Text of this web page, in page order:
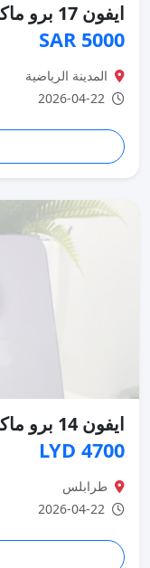
ايفون 17 برو ماكس 256 جيجابايت للبيع
5000 SAR
المدينة الرياضية
4700 LYD
طرابلس